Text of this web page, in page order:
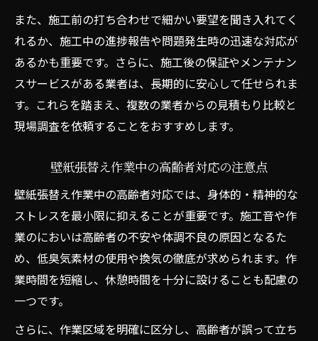
また、施工前の打ち合わせで細かい要望を聞き入れてく
れるか、施工中の進捗報告や問題発生時の迅速な対応が
あるかも重要です。さらに、施工後の保証やメンテナン
スサービスがある業者は、長期的に安心して任せられま
す。これらを踏まえ、複数の業者からの見積もり比較と
現場調査を依頼することをおすすめします。
壁紙張替え作業中の高齢者対応の注意点
壁紙張替え作業中の高齢者対応では、身体的・精神的な
ストレスを最小限に抑えることが重要です。施工音や作
業のにおいは高齢者の不安や体調不良の原因となるた
め、低臭気素材の使用や換気の徹底が求められます。作
業時間を短縮し、休憩時間を十分に設けることも配慮の
一つです。
さらに、作業区域を明確に区分し、高齢者が誤って立ち